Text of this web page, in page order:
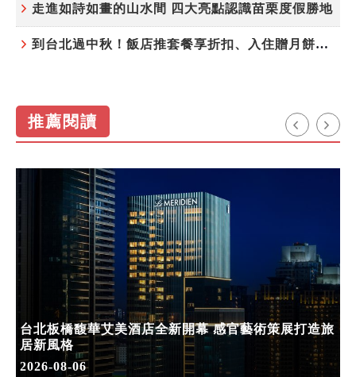
走進如詩如畫的山水間 四大亮點認識苗栗度假勝地
到台北過中秋！飯店推套餐享折扣、入住贈月餅禮盒
推薦閱讀
台北板橋馥華艾美酒店全新開幕 感官藝術策展打造旅
居新風格
2026-08-06